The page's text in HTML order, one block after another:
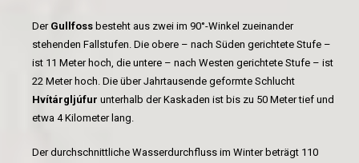
Der Gullfoss besteht aus zwei im 90°-Winkel zueinander
stehenden Fallstufen. Die obere – nach Süden gerichtete Stufe –
ist 11 Meter hoch, die untere – nach Westen gerichtete Stufe – ist
22 Meter hoch. Die über Jahrtausende geformte Schlucht
Hvítárgljúfur unterhalb der Kaskaden ist bis zu 50 Meter tief und
etwa 4 Kilometer lang.
Der durchschnittliche Wasserdurchfluss im Winter beträgt 110